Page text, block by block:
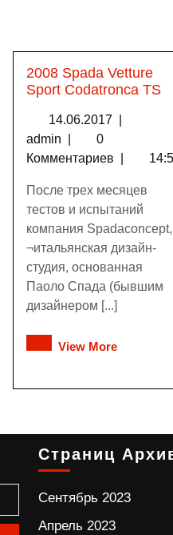
2008 Spada Vetture
Sport Codatronca TS
14.06.2017
admin
0
Комментариев
После трех месяцев
тестов и испытаний
компания Spadaconcept,
¬итальянская дизайн-
студия, основанная
Паоло Спада (бывшим
дизайнером [...]
View More
Страниц
Сентябрь 2023
Апрель 2023